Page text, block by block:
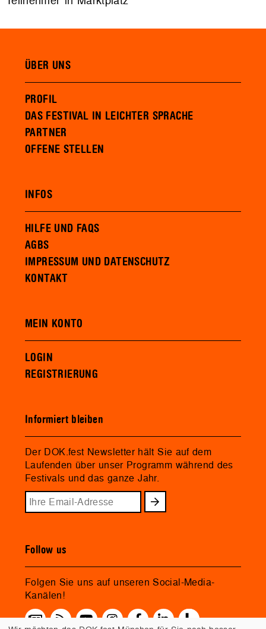
ÜBER UNS
PROFIL
DAS FESTIVAL IN LEICHTER SPRACHE
PARTNER
OFFENE STELLEN
INFOS
HILFE UND FAQS
AGBS
IMPRESSUM UND DATENSCHUTZ
KONTAKT
MEIN KONTO
LOGIN
REGISTRIERUNG
Informiert bleiben
Der DOK.fest Newsletter hält Sie auf dem
Laufenden über unser Programm während des
Festivals und das ganze Jahr.
Follow us
Folgen Sie uns auf unseren Social-Media-
Kanälen!